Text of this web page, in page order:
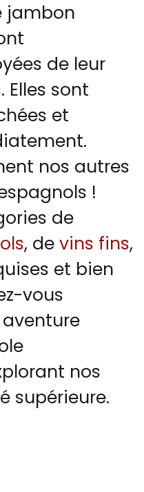
jambon
de leur
Elles sont
et
nos autres
!
de
, de vins fins,
et bien
vous
nos
supérieure.